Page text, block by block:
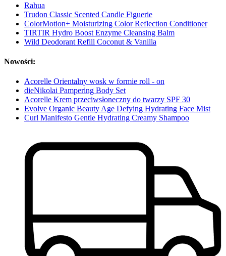
Rahua
Trudon Classic Scented Candle Figuerie
ColorMotion+ Moisturizing Color Reflection Conditioner
TIRTIR Hydro Boost Enzyme Cleansing Balm
Wild Deodorant Refill Coconut & Vanilla
Nowości:
Acorelle Orientalny wosk w formie roll - on
dieNikolai Pampering Body Set
Acorelle Krem przeciwsłoneczny do twarzy SPF 30
Evolve Organic Beauty Age Defying Hydrating Face Mist
Curl Manifesto Gentle Hydrating Creamy Shampoo